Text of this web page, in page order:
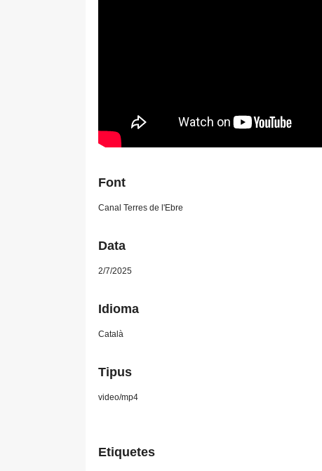
Font
Canal Terres de l'Ebre
Data
2/7/2025
Idioma
Català
Tipus
video/mp4
Etiquetes